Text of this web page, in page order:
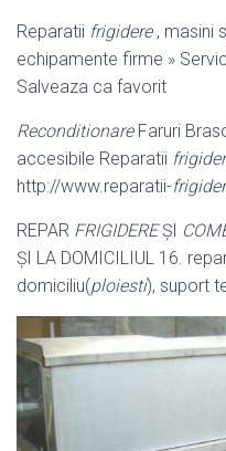
Reparatii frigidere, masini
echipamente firme »
Salveaza ca favorit
ReconditionareFaruri
accesibile Reparatii
http://www.reparatii-
REPAR FRIGIDEREŞI
ŞI LA DOMICILIUL 16.
domiciliu(ploiesti), suport